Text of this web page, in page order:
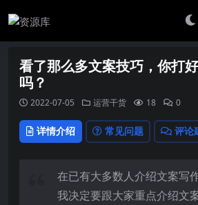
看了那么多文案技巧，你打
吗？
2022-07-05 运营干货 18 0
详情介绍 常见问题 评论
在已有大多数人介绍文案写
我决定要跟大家重点介绍文